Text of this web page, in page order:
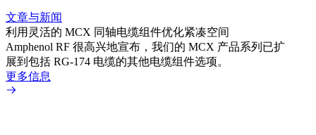
文章与新闻
利用灵活的 MCX 同轴电缆组件优化紧凑空间
Amphenol RF 很高兴地宣布，我们的 MCX 产品系列已扩
展到包括 RG-174 电缆的其他电缆组件选项。
更多信息